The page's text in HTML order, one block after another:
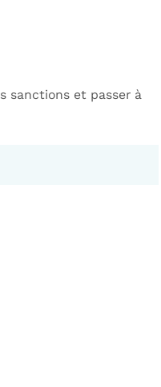
sanctions et passer à